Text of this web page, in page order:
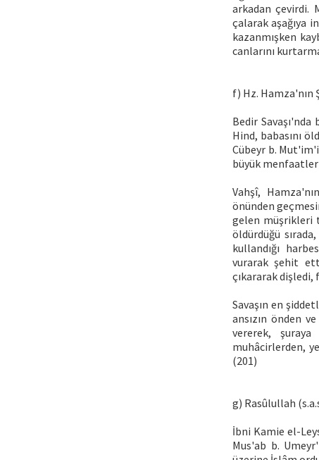
arkadan çevirdi.
çalarak aşağıya
kazanmışken
canlarını
f) Hz. Hamza'nın
Bedir Savaşı'nda
Hind, babasını
Cübeyr b.
büyük
Vahşî,
önünden
gelen müşrikleri
öldürdüğü
kullandığı
vurarak şehit
çıkararak dişledi,
Savaşın en
ansızın önden
vererek, şuraya
muhâcirlerden,
(201)
g) Rasûlullah
İbni Kamie el-
Mus'ab b.